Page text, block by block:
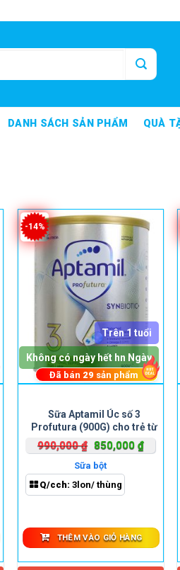
DANH SÁCH SẢN PHẨM QUÀ
-14%
Sữa Aptamil Úc số 3
Profutura (900G) cho trẻ từ
1-3 tuổi
990,000₫ Giá
gốc
là:
990,000 ₫.
850,000 ₫Giá
Sữa bột
Q/cch:3lon/ thùng
Trên 1 tuổi
Không có ngày hết hn Ngày
Đã bán 29sản phẩm
THÊM VÀO GIỎ HÀNG